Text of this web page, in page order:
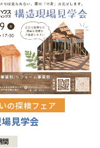
の探検フェア
見学会
間